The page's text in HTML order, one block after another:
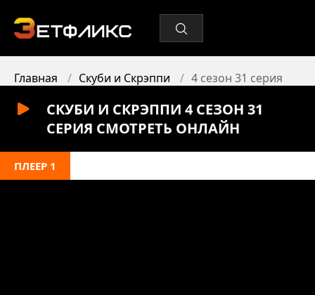
Главная Скуби и Скрэппи 4 сезон 31 серия
СКУБИ И СКРЭППИ 4 СЕЗОН 31
СЕРИЯ СМОТРЕТЬ ОНЛАЙН
ПЛЕЕР 1